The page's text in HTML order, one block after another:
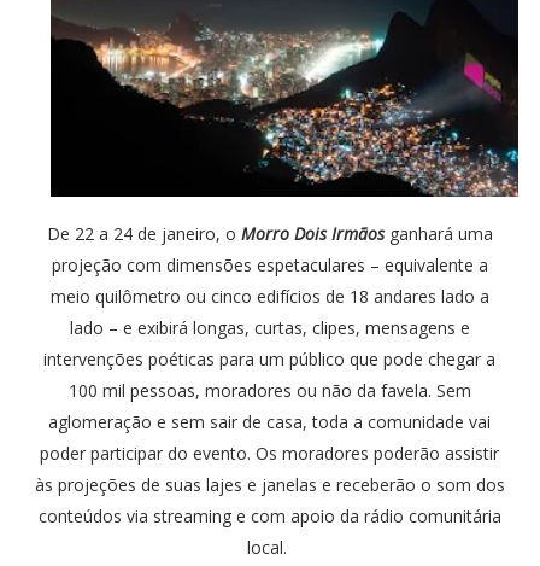
De 22 a 24 de janeiro, o Morro Dois Irmãosganhará uma
projeção com dimensões espetaculares – equivalente a
meio quilômetro ou cinco edifícios de 18 andares lado a
lado – e exibirá longas, curtas, clipes, mensagens e
intervenções poéticas para um público que pode chegar a
100 mil pessoas, moradores ou não da favela. Sem
aglomeração e sem sair de casa, toda a comunidade vai
poder participar do evento. Os moradores poderão assistir
às projeções de suas lajes e janelas e receberão o som dos
conteúdos via streaming e com apoio da rádio comunitária
local.